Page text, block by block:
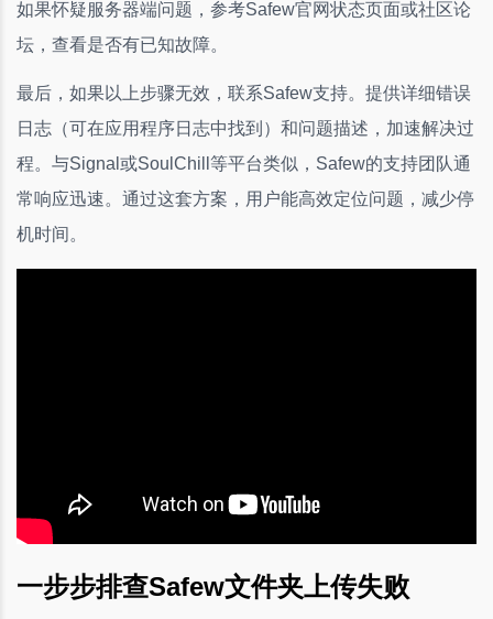
如果怀疑服务器端问题，参考Safew官网状态页面或社区论
坛，查看是否有已知故障。
最后，如果以上步骤无效，联系Safew支持。提供详细错误
日志（可在应用程序日志中找到）和问题描述，加速解决过
程。与Signal或SoulChill等平台类似，Safew的支持团队通
常响应迅速。通过这套方案，用户能高效定位问题，减少停
机时间。
一步步排查Safew文件夹上传失败